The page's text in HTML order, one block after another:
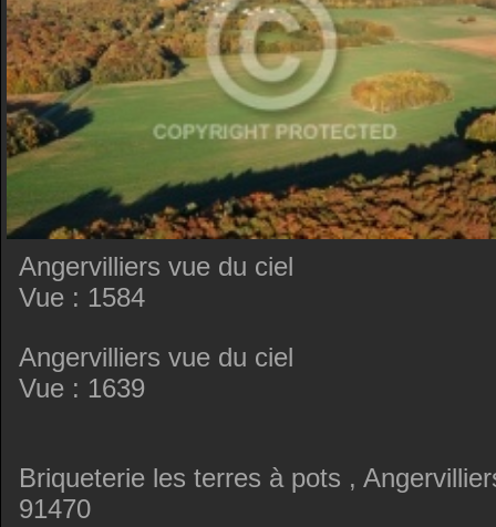
Angervilliers vue du ciel
Vue : 1584
Angervilliers vue du ciel
Vue : 1639
Briqueterie les terres à pots ,
91470